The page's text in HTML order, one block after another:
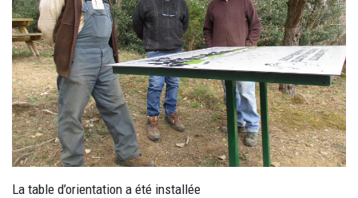
La table d’orientation a été installée